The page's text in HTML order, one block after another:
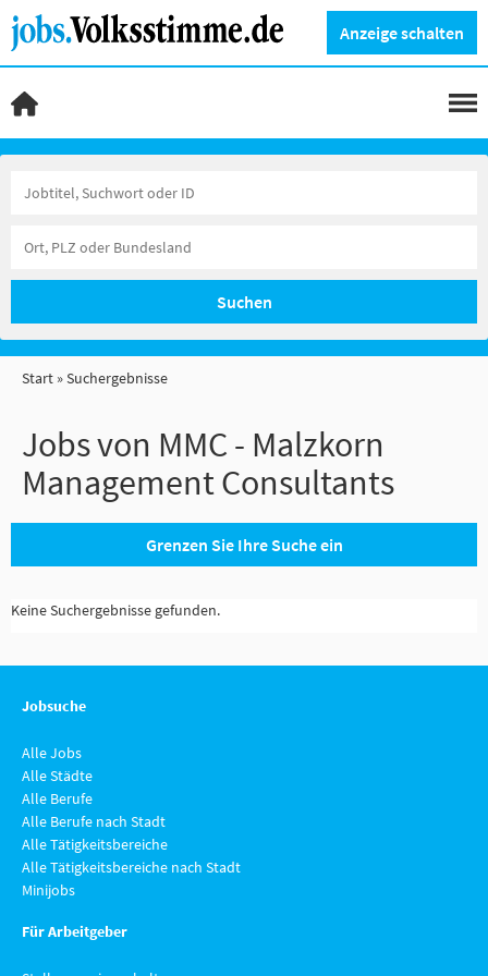
Anzeige schalten
Suchen
Start Suchergebnisse
Jobs von MMC - Malzkorn
Management Consultants
Grenzen Sie Ihre Suche ein
Keine Suchergebnisse gefunden.
Jobsuche
Alle Jobs
Alle Städte
Alle Berufe
Alle Berufe nach Stadt
Alle Tätigkeitsbereiche
Alle Tätigkeitsbereiche nach Stadt
Minijobs
Für Arbeitgeber